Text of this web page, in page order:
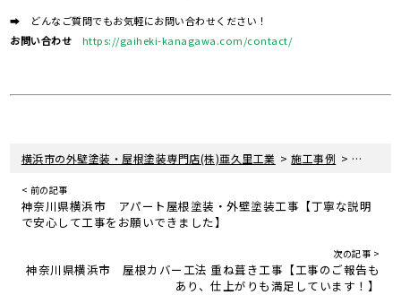
➡ どんなご質問でもお気軽にお問い合わせください！
お問い合わせ
https://gaiheki-kanagawa.com/contact/
横浜市の外壁塗装・屋根塗装専門店(株)亜久里工業 >施工事例 > 神奈川
< 前の記事
神奈川県横浜市 アパート屋根塗装・外壁塗装工事【丁寧な説明
で安心して工事をお願いできました】
次の記事 >
神奈川県横浜市 屋根カバー工法 重ね葺き工事【工事のご報告も
あり、仕上がりも満足しています！】